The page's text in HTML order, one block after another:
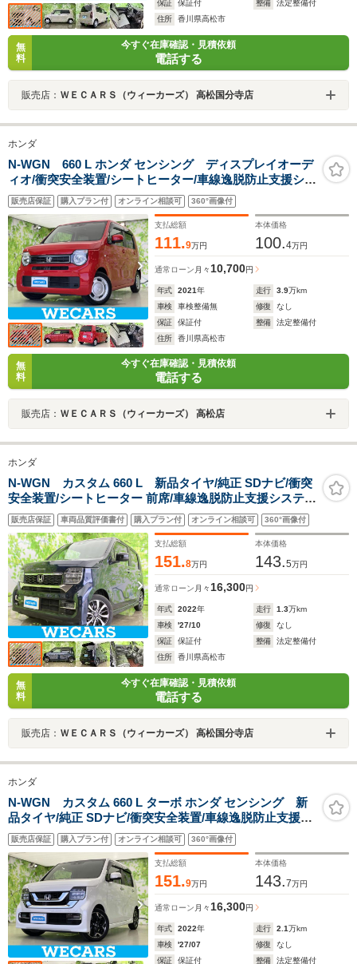
保証
保証付 整備
法定整備付
住所
香川県高松市
無
料
今すぐ在庫確認・見積依頼
電話する
販売店： ＷＥＣＡＲＳ（ウィーカーズ） 高松国分寺店
ホンダ
N-WGN 660 L ホンダ センシング ディスプレイオーデ
ィオ/衝突安全装置/シートヒーター/車線逸脱防止支援シス
テム/Bluetooth接続/ETC/EBD付ABS/横滑り防止装置/ア
イドリングストップ/ホンダセンシング
販売店保証 購入プラン付 オンライン相談可 360°画像付
支払総額
111.9万円
本体価格
100.4万円
通常ローン 月々 10,700円
年式 2021年 走行 3.9万km
車検
車検整備無 修復
なし
保証
保証付 整備
法定整備付
住所
香川県高松市
無
料
今すぐ在庫確認・見積依頼
電話する
販売店： ＷＥＣＡＲＳ（ウィーカーズ） 高松店
ホンダ
N-WGN カスタム 660 L 新品タイヤ/純正 SDナビ/衝突
安全装置/シートヒーター 前席/車線逸脱防止支援システ
ム/シート 合皮/ヘッドランプ LED/USBジャッ
ク/Bluetooth接続/EBD付ABS/横滑り防止装置
販売店保証 車両品質評価書付 購入プラン付 オンライン相談可 360°画像付
支払総額
151.8万円
本体価格
143.5万円
通常ローン 月々16,300円
年式 2022年 走行 1.3万km
車検
'27/10 修復
なし
保証
保証付 整備
法定整備付
住所
香川県高松市
無
料
今すぐ在庫確認・見積依頼
電話する
販売店： ＷＥＣＡＲＳ（ウィーカーズ） 高松国分寺店
ホンダ
N-WGN カスタム 660 L ターボ ホンダ センシング 新
品タイヤ/純正 SDナビ/衝突安全装置/車線逸脱防止支援シ
ステム/ドライブレコーダー 前後/ヘッドランプ
LED/Bluetooth接続/ETC/ホンダセンシング/バックモニタ
ー/フルセグTV
販売店保証 購入プラン付 オンライン相談可 360°画像付
支払総額
151.9万円
本体価格
143.7万円
通常ローン 月々16,300円
年式 2022年 走行 2.1万km
車検
'27/07 修復
なし
保証
保証付 整備 法定整備付